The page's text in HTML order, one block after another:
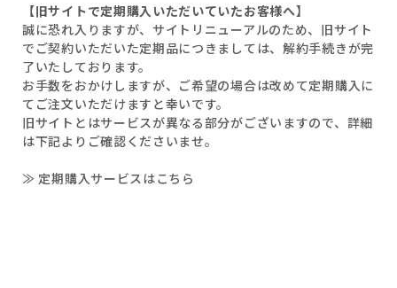
【旧サイトで定期購入いただいていたお客様へ】
誠に恐れ入りますが、サイトリニューアルのため、旧サイト
でご契約いただいた定期品につきましては、解約手続きが完
了いたしております。
お手数をおかけしますが、ご希望の場合は改めて定期購入に
てご注文いただけますと幸いです。
旧サイトとはサービスが異なる部分がございますので、詳細
は下記よりご確認くださいませ。
≫ 定期購入サービスはこちら